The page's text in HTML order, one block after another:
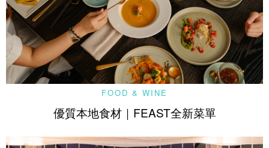
FOOD & WINE
優質本地食材｜FEAST全新菜單